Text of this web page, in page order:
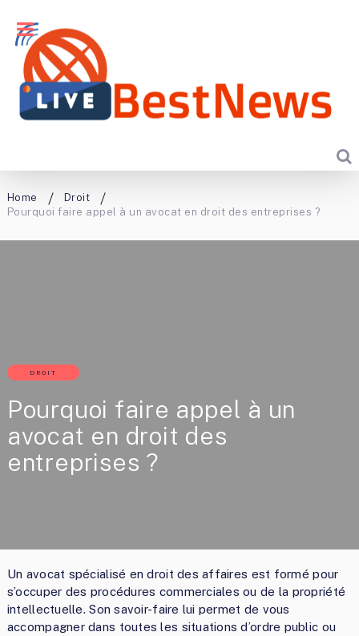
Home
Droit
Pourquoi faire appel à un avocat en droit des entreprises ?
DROIT
Pourquoi faire appel à un
avocat en droit des
entreprises ?
Un avocat spécialisé en droit des affaires est formé pour
s’occuper des procédures commerciales ou de la propriété
intellectuelle. Son savoir-faire lui permet de vous
accompagner dans toutes les situations d’ordre public ou